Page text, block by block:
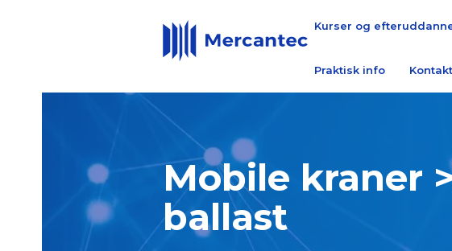
Kurser og
Praktisk info Kontakt
Mobile kraner
ballast